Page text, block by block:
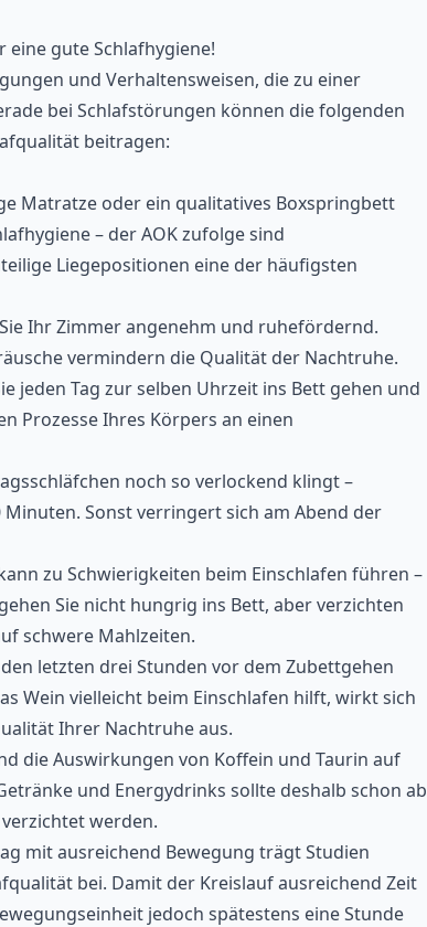
eine gute Schlafhygiene!
und Verhaltensweisen, die zu einer
bei Schlafstörungen können die folgenden
beitragen:
Matratze oder ein qualitatives Boxspringbett
– der AOK zufolge sind
Liegepositionen eine der häufigsten
Ihr Zimmer angenehm und ruhefördernd.
vermindern die Qualität der Nachtruhe.
jeden Tag zur selben Uhrzeit ins Bett gehen und
Prozesse Ihres Körpers an einen
noch so verlockend klingt –
Sonst verringert sich am Abend der
zu Schwierigkeiten beim Einschlafen führen –
Sie nicht hungrig ins Bett, aber verzichten
schwere Mahlzeiten.
letzten drei Stunden vor dem Zubettgehen
Wein vielleicht beim Einschlafen hilft, wirkt sich
Ihrer Nachtruhe aus.
die Auswirkungen von Koffein und Taurin auf
und Energydrinks sollte deshalb schon ab
werden.
mit ausreichend Bewegung trägt Studien
bei. Damit der Kreislauf ausreichend Zeit
jedoch spätestens eine Stunde